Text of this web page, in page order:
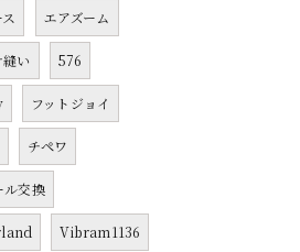
エアズーム
い 576
フットジョイ
チペワ
ル交換
Vibram1136